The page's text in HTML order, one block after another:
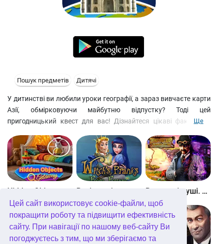
Цей сайт використовує cookie-файли, щоб
покращити роботу та підвищити ефективність
сайту. При навігації по нашому веб-сайту Ви
погоджуєтесь з тим, що ми зберігаємо та
Пошук предметів Дитячі
У дитинстві ви любили уроки географії, а зараз вивчаєте карти
Азії, обмірковуючи майбутню відпустку? Тоді цей
пригодницький квест для вас! Дізнайтеся цікаві факти про
перерві між подорожами можна розгадувати головоломки та
збирати пазли. Розгадуйте загадки у грі “Мільйонер” або
випробувайте удачу в казино, щоб заробити на квиток до
чергової екзотичної країни.
Особливості гри:
- Барвисті сцени на пошук предметів
- Міні-ігри для всієї родини: кульки, маджонг та вікторина
- Можливість грати з друзями та відправляти подарунки
- Цікаві факти про історію та культуру країн Азії
Ще
Вкрадені душі. Кривавий ритуал